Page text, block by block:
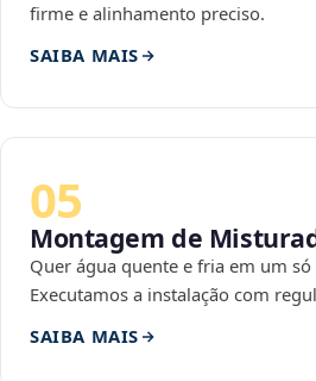
firme e alinhamento preciso.
SAIBA MAIS
05
Montagem de
Quer água quente e fria em um só
Executamos a instalação com
SAIBA MAIS